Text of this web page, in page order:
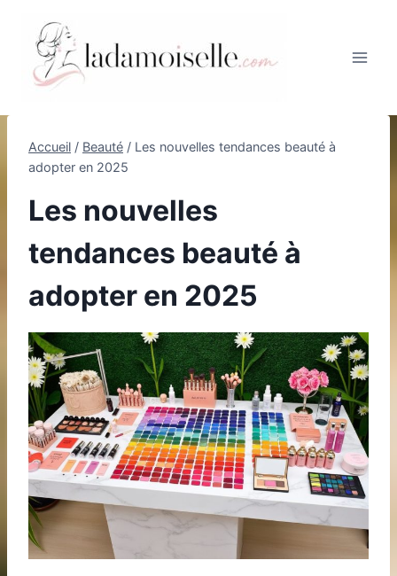
contenu
Accueil / Beauté / Les nouvelles tendances beauté à
adopter en 2025
Les nouvelles
tendances beauté à
adopter en 2025